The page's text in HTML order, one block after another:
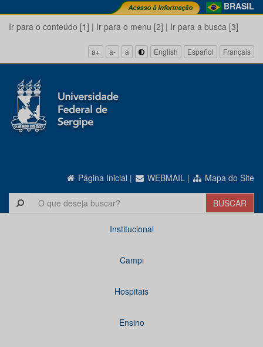
BRASIL
Ir para o conteúdo [1] | Ir para o menu [2] | Ir para a busca [3]
a+ a- a English Español Français
Página Inicial | WEBMAIL | Mapa do Site
Institucional
Campi
Hospitais
Ensino